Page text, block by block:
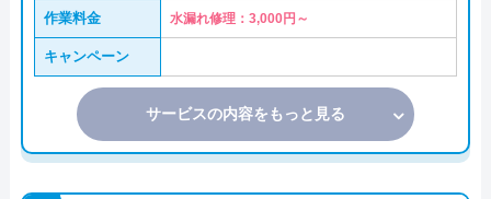
作業料金 水漏れ修理：3,000円～
キャンペーン
サービスの内容をもっと見る